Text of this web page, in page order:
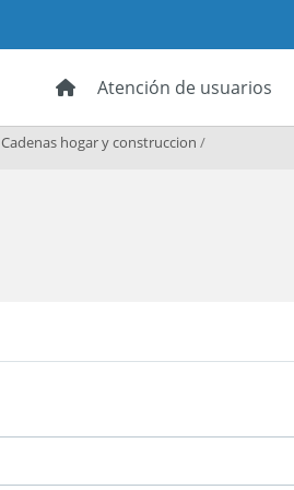
Atención de usuarios
Cadenas hogar y construccion /